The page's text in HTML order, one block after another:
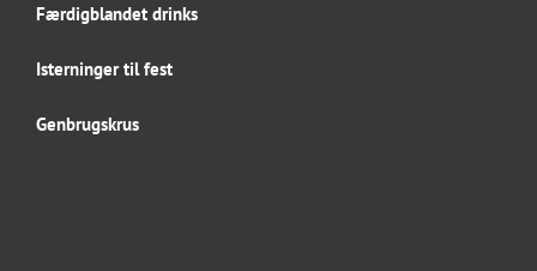
Færdigblandet drinks
Isterninger til fest
Genbrugskrus